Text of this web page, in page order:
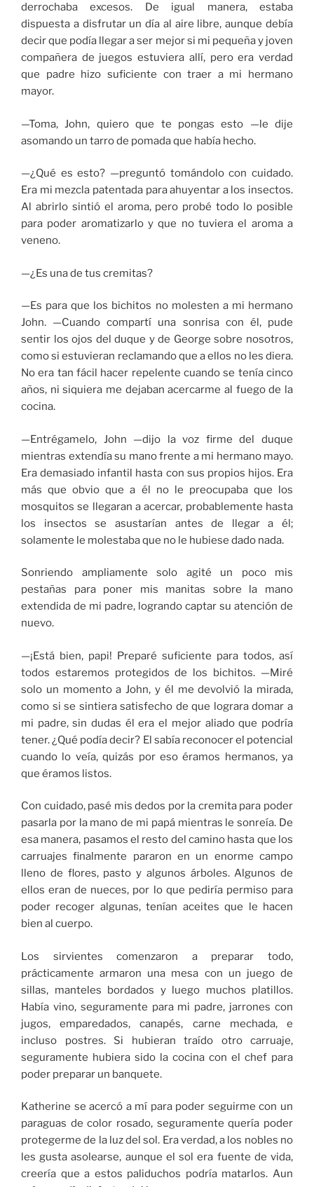
derrochaba excesos. De igual manera, estaba
dispuesta a disfrutar un día al aire libre, aunque debía
decir que podía llegar a ser mejor si mi pequeña y joven
compañera de juegos estuviera allí, pero era verdad
que padre hizo suficiente con traer a mi hermano
mayor.
—Toma, John, quiero que te pongas esto —le dije
asomando un tarro de pomada que había hecho.
—¿Qué es esto? —preguntó tomándolo con cuidado.
Era mi mezcla patentada para ahuyentar a los insectos.
Al abrirlo sintió el aroma, pero probé todo lo posible
para poder aromatizarlo y que no tuviera el aroma a
veneno.
—¿Es una de tus cremitas?
—Es para que los bichitos no molesten a mi hermano
John. —Cuando compartí una sonrisa con él, pude
sentir los ojos del duque y de George sobre nosotros,
como si estuvieran reclamando que a ellos no les diera.
No era tan fácil hacer repelente cuando se tenía cinco
años, ni siquiera me dejaban acercarme al fuego de la
cocina.
—Entrégamelo, John —dijo la voz firme del duque
mientras extendía su mano frente a mi hermano mayo.
Era demasiado infantil hasta con sus propios hijos. Era
más que obvio que a él no le preocupaba que los
mosquitos se llegaran a acercar, probablemente hasta
los insectos se asustarían antes de llegar a él;
solamente le molestaba que no le hubiese dado nada.
Sonriendo ampliamente solo agité un poco mis
pestañas para poner mis manitas sobre la mano
extendida de mi padre, logrando captar su atención de
nuevo.
—¡Está bien, papi! Preparé suficiente para todos, así
todos estaremos protegidos de los bichitos. —Miré
solo un momento a John, y él me devolvió la mirada,
como si se sintiera satisfecho de que lograra domar a
mi padre, sin dudas él era el mejor aliado que podría
tener. ¿Qué podía decir? El sabía reconocer el potencial
cuando lo veía, quizás por eso éramos hermanos, ya
que éramos listos.
Con cuidado, pasé mis dedos por la cremita para poder
pasarla por la mano de mi papá mientras le sonreía. De
esa manera, pasamos el resto del camino hasta que los
carruajes finalmente pararon en un enorme campo
lleno de flores, pasto y algunos árboles. Algunos de
ellos eran de nueces, por lo que pediría permiso para
poder recoger algunas, tenían aceites que le hacen
bien al cuerpo.
Los sirvientes comenzaron a preparar todo,
prácticamente armaron una mesa con un juego de
sillas, manteles bordados y luego muchos platillos.
Había vino, seguramente para mi padre, jarrones con
jugos, emparedados, canapés, carne mechada, e
incluso postres. Si hubieran traído otro carruaje,
seguramente hubiera sido la cocina con el chef para
poder preparar un banquete.
Katherine se acercó a mí para poder seguirme con un
paraguas de color rosado, seguramente quería poder
protegerme de la luz del sol. Era verdad, a los nobles no
les gusta asolearse, aunque el sol era fuente de vida,
creería que a estos paliduchos podría matarlos. Aun